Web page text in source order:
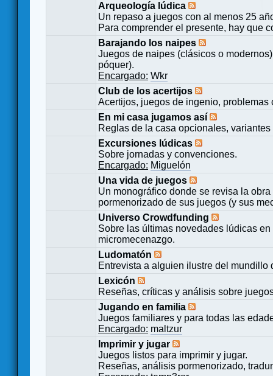
Arqueología lúdica
Un repaso a juegos con al menos 25
Para comprender el presente, hay que
Barajando los naipes
Juegos de naipes (clásicos o
póquer).
Encargado: Wkr
Club de los acertijos
Acertijos, juegos de ingenio,
En mi casa jugamos así
Reglas de la casa opcionales,
Excursiones lúdicas
Sobre jornadas y convenciones.
Encargado: Miguelón
Una vida de juegos
Un monográfico donde se revisa la
pormenorizado de sus juegos (y sus
Universo Crowdfunding
Sobre las últimas novedades lúdicas
micromecenazgo.
Ludomatón
Entrevista a alguien ilustre del mundillo
Lexicón
Reseñas, críticas y análisis sobre
Jugando en familia
Juegos familiares y para todas las
Encargado: maltzur
Imprimir y jugar
Juegos listos para imprimir y jugar.
Reseñas, análisis pormenorizado,